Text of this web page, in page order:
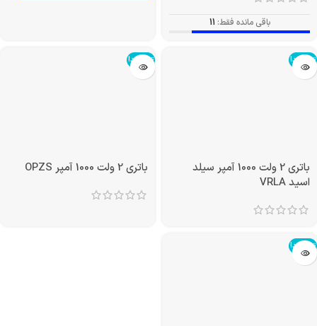
باقی مانده فقط: 11
تمام شد!
اسید VRLA
تمام شد!